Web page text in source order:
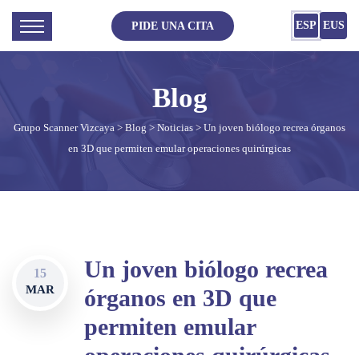
PIDE UNA CITA ESP EUS
Grupo Scanner Vizcaya > Blog > Noticias > Un joven biólogo recrea órganos
en 3D que permiten emular operaciones quirúrgicas
15
MAR
Un joven biólogo recrea
órganos en 3D que
permiten emular